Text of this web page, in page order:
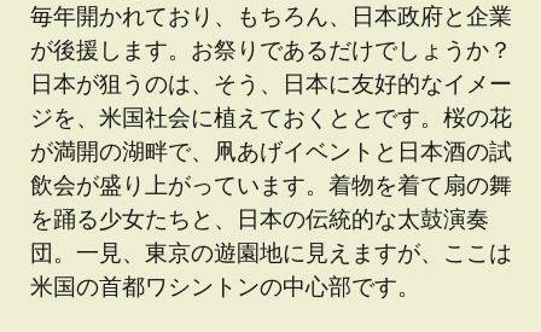
毎年開かれており、もちろん、日本政府と企業
が後援します。お祭りであるだけでしょうか？
日本が狙うのは、そう、日本に友好的なイメー
ジを、米国社会に植えておくととです。桜の花
が満開の湖畔で、凧あげイベントと日本酒の試
飲会が盛り上がっています。着物を着て扇の舞
を踊る少女たちと、日本の伝統的な太鼓演奏
団。一見、東京の遊園地に見えますが、ここは
米国の首都ワシントンの中心部です。